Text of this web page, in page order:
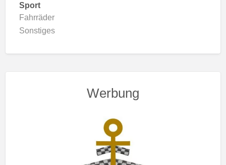
Sport
Fahrräder
Sonstiges
Werbung